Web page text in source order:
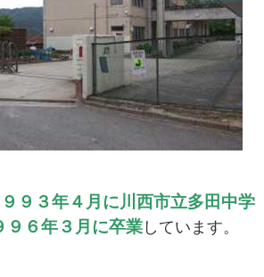
９９３年４月に川西市立多田中学
９６年３月に卒業 しています。